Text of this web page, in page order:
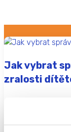
Jak vybrat
zralosti
Věk je jistě dobrý
zcela jediný a